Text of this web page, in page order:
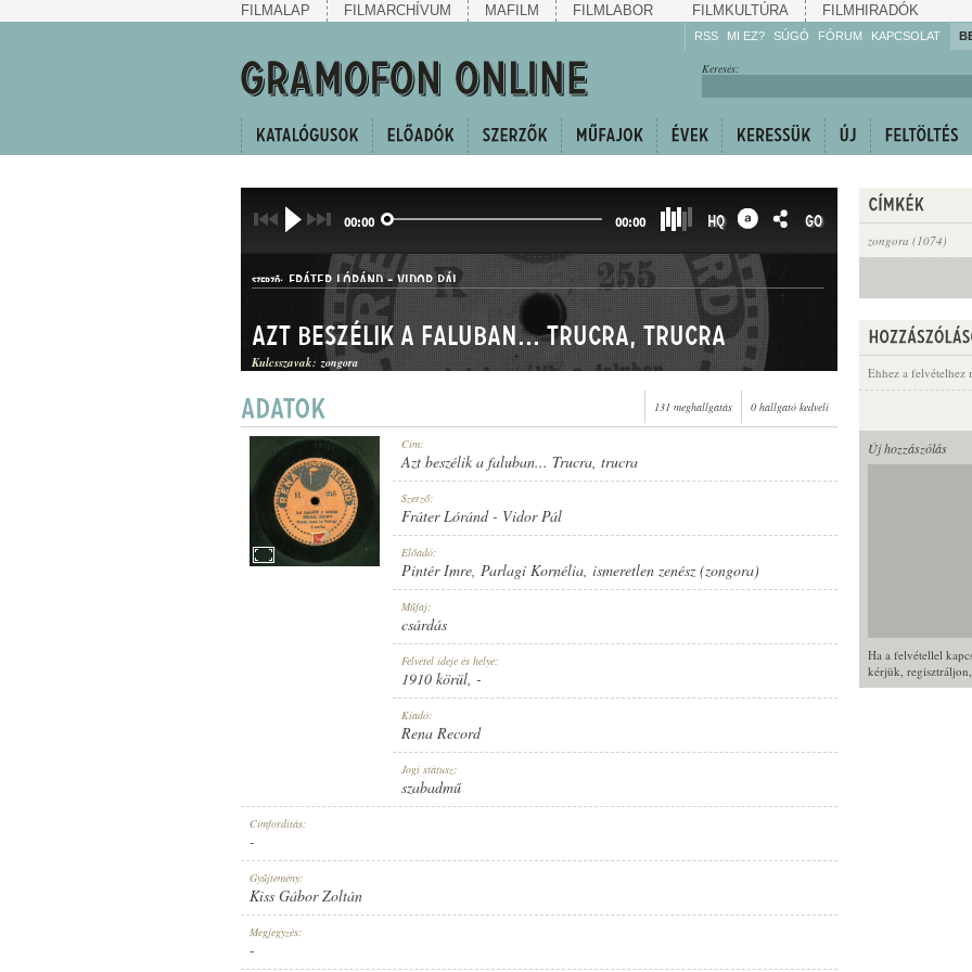
FILMALAP FILMARCHÍVUM MAFILM FILMLABOR FILMKULTÚRA FILMHIRADÓK
RSS MI EZ? SÚGÓ
Gyarapítsa!
FÓRUM KAPCSOLAT
Keresés:
zongora (1074)
Ehhez a felvételhez
Új hozzászólás
Ha a felvétellel
kérjük, regisztráljon
00:00 00:00 HQ GO
SZERZŐ: FRÁTER LÓRÁND-VIDOR PÁL
CSÁRDÁS
LEMEZSZÁM:
Azt beszélik a faluban... Trucra, trucra
Kulcsszavak: zongora
131 meghallgatás 0 hallgató kedveli
Cím:
Azt beszélik a faluban... Trucra, trucra
Szerző:
Fráter Lóránd- Vidor Pál
Előadó:
Pintér Imre, Parlagi Kornélia, ismeretlen zenész (zongora)
Műfaj:
csárdás
Felvétel ideje és helye:
1910 körül, -
Kiadó:
Rena Record
Jogi státusz:
szabadmű
Címfordítás:
-
Gyűjtemény:
Kiss Gábor Zoltán
Megjegyzés:
-